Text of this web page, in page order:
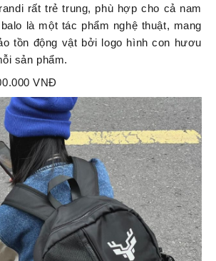
rất trẻ trung, phù hợp cho cả nam
là một tác phẩm nghệ thuật, mang
tồn động vật bởi logo hình con hươu
sản phẩm.
VNĐ